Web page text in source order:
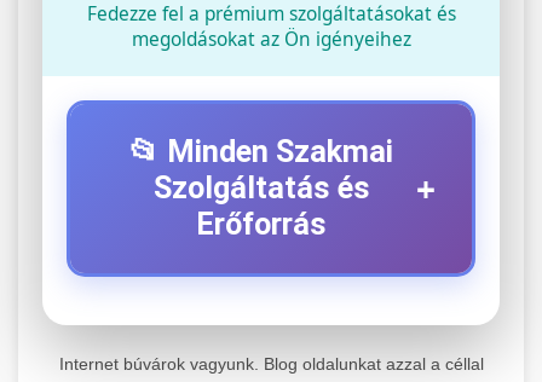
Fedezze fel a prémium szolgáltatásokat és
megoldásokat az Ön igényeihez
📂 Minden Szakmai
Szolgáltatás és
Erőforrás
+
+
Internet búvárok vagyunk. Blog oldalunkat azzal a céllal